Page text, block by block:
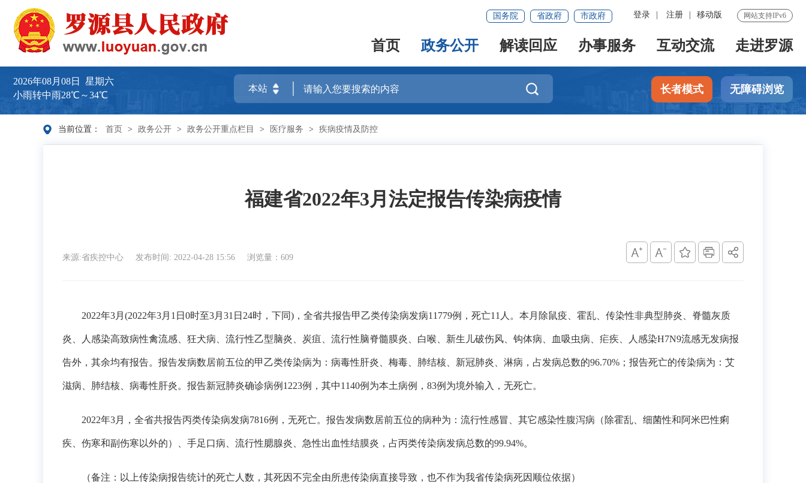
网站支持IPv6
登录 注册 移动版
国务院 省政府 市政府
首页 政务公开 解读回应 办事服务 互动交流 走进罗源
2026年08月08日
星期六
小雨转中雨28℃～34℃
 长者模式 无障碍浏览
当前位置： 首页 > 政务公开 > 政务公开重点栏目 > 医疗服务 > 疾病疫情及防控
福建省2022年3月法定报告传染病疫情
来源:省疾控中心 发布时间: 2022-04-28 15:56 浏览量：609
2022年3月(2022年3月1日0时至3月31日24时，下同)，全省共报告甲乙类传染病发病11779例，死亡11人。本月除鼠疫、霍乱、传染性非典型肺炎、脊髓灰质
炎、人感染高致病性禽流感、狂犬病、流行性乙型脑炎、炭疽、流行性脑脊髓膜炎、白喉、新生儿破伤风、钩体病、血吸虫病、疟疾、人感染H7N9流感无发病报
告外，其余均有报告。报告发病数居前五位的甲乙类传染病为：病毒性肝炎、梅毒、肺结核、新冠肺炎、淋病，占发病总数的96.70%；报告死亡的传染病为：艾
滋病、肺结核、病毒性肝炎。报告新冠肺炎确诊病例1223例，其中1140例为本土病例， 83例为境外输入， 无死亡。
2022年3月，全省共报告丙类传染病发病7816例，无死亡。报告发病数居前五位的病种为：流行性感冒、其它感染性腹泻病（除霍乱、细菌性和阿米巴性痢
疾、伤寒和副伤寒以外的）、手足口病、流行性腮腺炎、急性出血性结膜炎，占丙类传染病发病总数的99.94%。
（备注：以上传染病报告统计的死亡人数，其死因不完全由所患传染病直接导致，也不作为我省传染病死因顺位依据）